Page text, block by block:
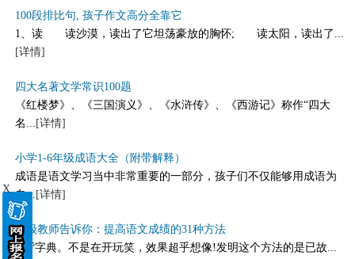
X
100段排比句, 孩子作文高分全靠它
1、读 读沙漠，读出了它坦荡豪放的胸怀; 读太阳，读出了...
[详情]
四大名著文学常识100题
《红楼梦》、《三国演义》、《水浒传》、《西游记》称作“四大
名... [详情]
小学1-6年级成语大全（附带解释）
成语是语文学习当中非常重要的一部分，孩子们不仅能够用成语为
自... [详情]
特级教师告诉你：提高语文成绩的31种方法
1.背字典。不是在开玩笑，效果超乎想像!发明这个方法的是已故...